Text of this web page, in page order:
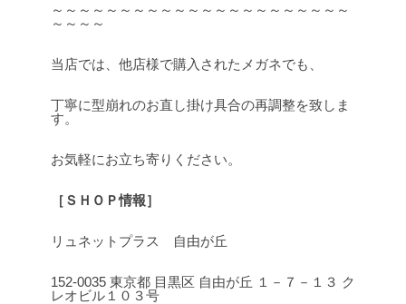
～～～～～～～～～～～～～～～～～～～～～～
～～～～
当店では、他店様で購入されたメガネでも、
丁寧に型崩れのお直し掛け具合の再調整を致しま
す。
お気軽にお立ち寄りください。
［ＳＨＯＰ情報］
リュネットプラス 自由が丘
152-0035 東京都 目黒区 自由が丘 １－７－１３ ク
レオビル１０３号